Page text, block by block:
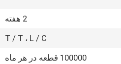
2 هفته
T / T ، L / C
100000 قطعه در هر ماه